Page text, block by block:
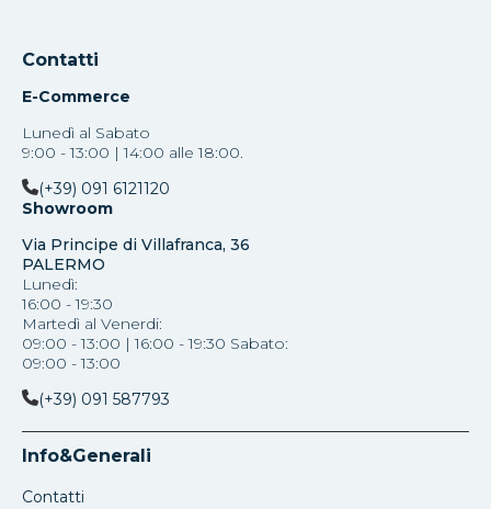
Contatti
E-Commerce
Lunedì al Sabato
9:00 - 13:00 | 14:00 alle 18:00.
(+39) 091 6121120
Showroom
Via Principe di Villafranca, 36
PALERMO
Lunedì:
16:00 - 19:30
Martedì al Venerdi:
09:00 - 13:00 | 16:00 - 19:30 Sabato:
09:00 - 13:00
(+39) 091 587793
Info&Generali
Contatti